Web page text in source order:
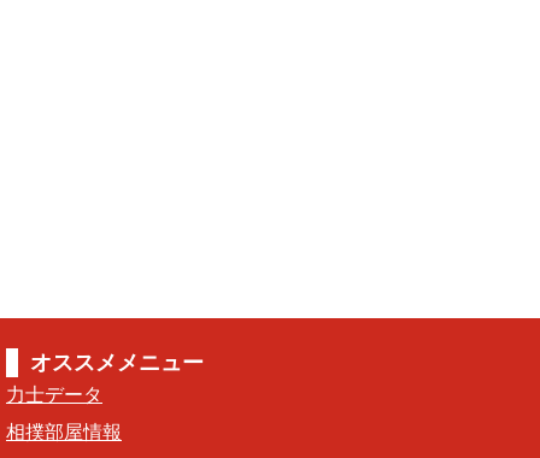
オススメメニュー
力士データ
相撲部屋情報